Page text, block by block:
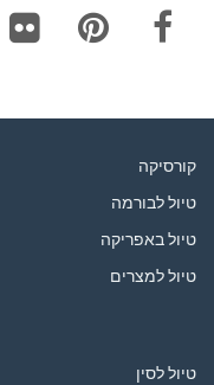
קורסיקה
טיול לבורמה
טיול באפריקה
טיול למצרים
טיול לסין